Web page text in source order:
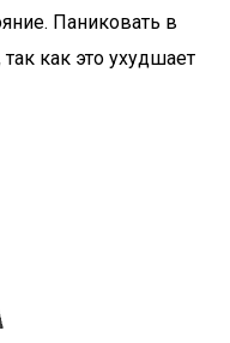
Паниковать в
как это ухудшает